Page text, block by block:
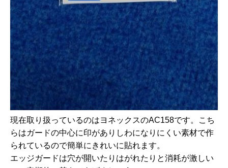
現在取り扱っているのはヨネックスのAC158です。こち
らはガードの中心に印がありしわになりにくい素材で作
られているので簡単にきれいに貼れます。
エッジガードは穴が開いたりはがれたりと消耗が激しい